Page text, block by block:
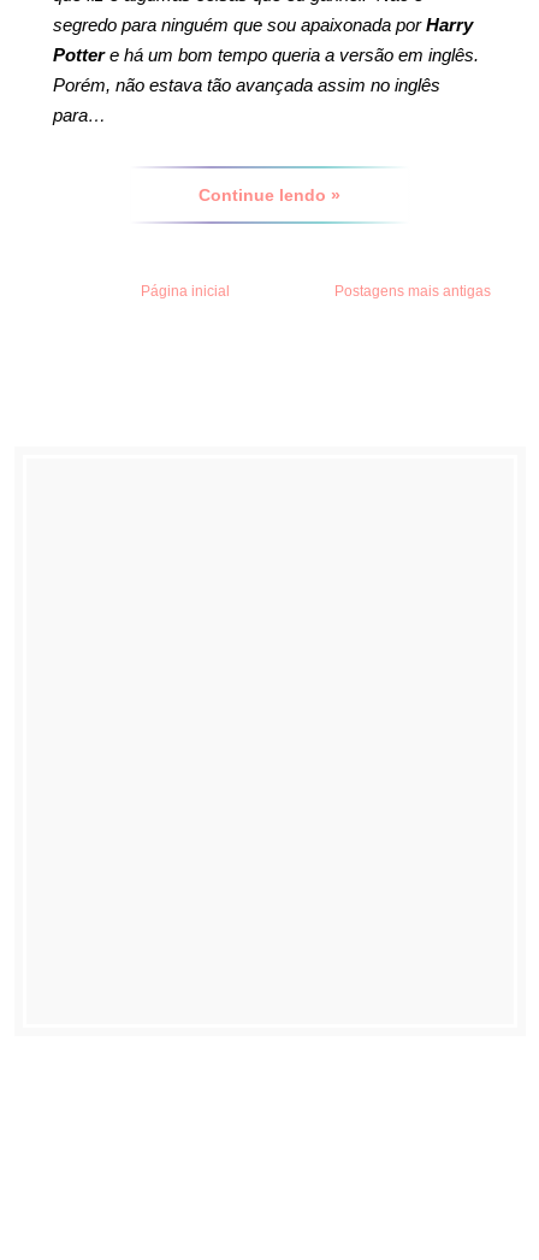
segredo para ninguém que sou apaixonada porHarry
Pottere há um bom tempo queria a versão em inglês.
Porém, não estava tão avançada assim no inglês
para…
Continue lendo »
Postagens mais antigas
Página inicial